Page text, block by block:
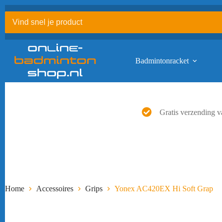
naar
inhoud
Badmintonracket
Gratis verzending
Home Accessoires Grips Yonex AC420EX Hi Soft Grap